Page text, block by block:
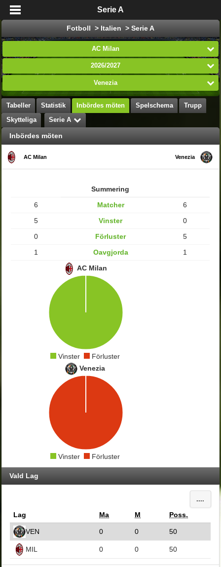
Serie A
Fotboll > Italien > Serie A
AC Milan
2026/2027
Venezia
Tabeller Statistik Inbördes möten Spelschema Trupp
Skytteliga Serie A
Inbördes möten
AC Milan Venezia
Summering
6
Matcher
6
5
Vinster
0
0
Förluster
5
1
Oavgjorda 1
AC Milan
Vinster
Förluster
Venezia
Vinster Förluster
Vald Lag
....
Lag Ma M Poss.
VEN 0 0 50
MIL 0 0 50